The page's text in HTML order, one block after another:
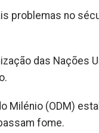
problemas no
das Nações
Milénio (ODM)
fome.